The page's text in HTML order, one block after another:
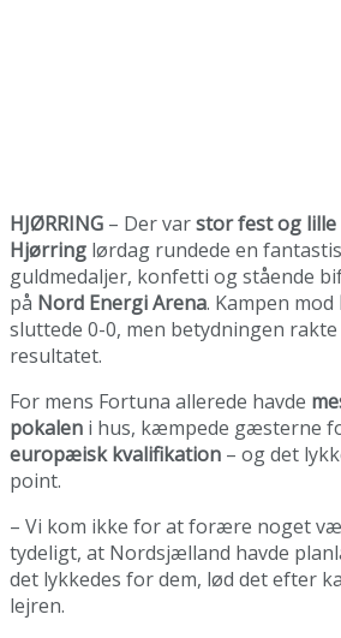
HJØRRING – Der varstor fest og lille
Hjørring lørdag rundede en
guldmedaljer, konfetti og stående
på Nord Energi Arena. Kampen mod
sluttede 0-0, men betydningen
resultatet.
For mens Fortuna allerede havde
pokalen i hus, kæmpede gæsterne
europæisk kvalifikation – og det
point.
– Vi kom ikke for at forære noget
tydeligt, at Nordsjælland havde
det lykkedes for dem, lød det efter
lejren.